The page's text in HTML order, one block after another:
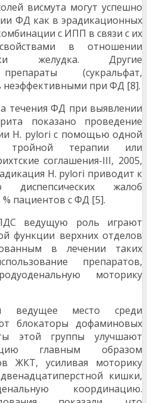
висмута могут успешно
ФД как в эрадикационных
с ИПП в связи с их
в отношении
желудка. Другие
(сукральфат,
неэффективными при ФД [8].
течения ФД при выявлении
показано проведение
H. pylori с помощью одной
терапии или
соглашения-III, 2005,
H. pylori приводит к
диспепсических жалоб
% пациентов с ФД [5].
ведущую роль играют
функции верхних отделов
в лечении таких
препаратов,
моторику
ведущее место среди
блокаторы дофаминовых
этой группы улучшают
главным образом
ЖКТ, усиливая моторику
кишки,
координацию.